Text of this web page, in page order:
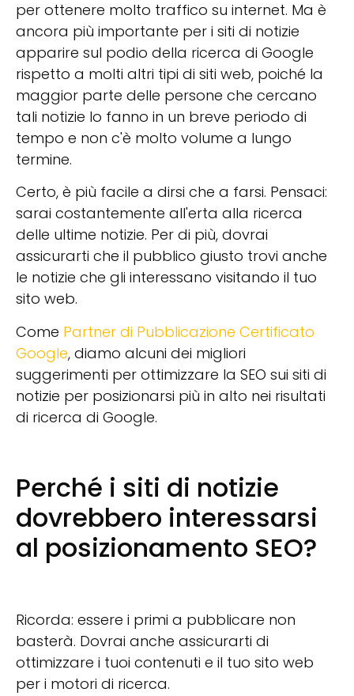
per ottenere molto traffico su internet. Ma è
ancora più importante per i siti di notizie
apparire sul podio della ricerca di Google
rispetto a molti altri tipi di siti web, poiché la
maggior parte delle persone che cercano
tali notizie lo fanno in un breve periodo di
tempo e non c'è molto volume a lungo
termine.
Certo, è più facile a dirsi che a farsi. Pensaci:
sarai costantemente all'erta alla ricerca
delle ultime notizie. Per di più, dovrai
assicurarti che il pubblico giusto trovi anche
le notizie che gli interessano visitando il tuo
sito web.
Come Partner di Pubblicazione Certificato
Google, diamo alcuni dei migliori
suggerimenti per ottimizzare la SEO sui siti di
notizie per posizionarsi più in alto nei risultati
di ricerca di Google.
Perché i siti di notizie
dovrebbero interessarsi
al posizionamento SEO?
Ricorda: essere i primi a pubblicare non
basterà. Dovrai anche assicurarti di
ottimizzare i tuoi contenuti e il tuo sito web
per i motori di ricerca.